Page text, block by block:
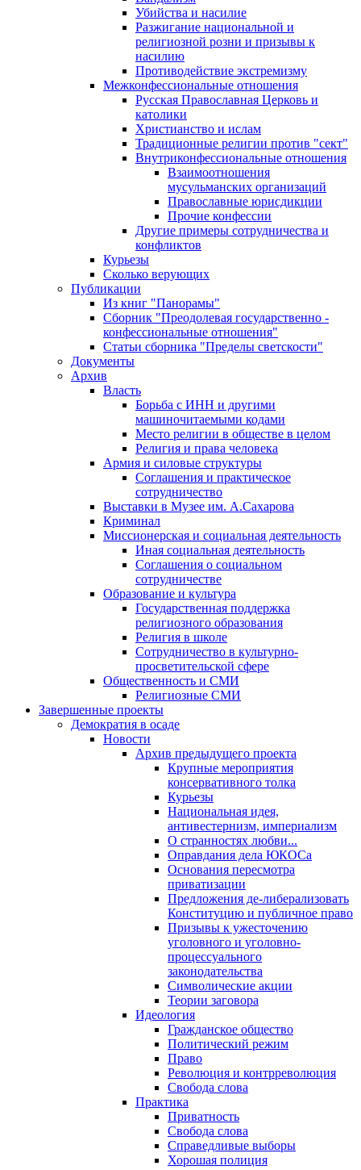
Убийства и насилие
Разжигание национальной и
религиозной розни и призывы к
насилию
Противодействие экстремизму
Межконфессиональные отношения
Русская Православная Церковь и
католики
Христианство и ислам
Традиционные религии против "сект"
Внутриконфессиональные отношения
Взаимоотношения
мусульманских организаций
Православные юрисдикции
Прочие конфессии
Другие примеры сотрудничества и
конфликтов
Курьезы
Сколько верующих
Публикации
Из книг "Панорамы"
Сборник "Преодолевая государственно -
конфессиональные отношения"
Статьи сборника "Пределы светскости"
Документы
Архив
Власть
Борьба с ИНН и другими
машиночитаемыми кодами
Место религии в обществе в целом
Религия и права человека
Армия и силовые структуры
Соглашения и практическое
сотрудничество
Выставки в Музее им. А.Сахарова
Криминал
Миссионерская и социальная деятельность
Иная социальная деятельность
Соглашения о социальном
сотрудничестве
Образование и культура
Государственная поддержка
религиозного образования
Религия в школе
Сотрудничество в культурно-
просветительской сфере
Общественность и СМИ
Религиозные СМИ
Завершенные проекты
Демократия в осаде
Новости
Архив предыдущего проекта
Крупные мероприятия
консервативного толка
Курьезы
Национальная идея,
антивестернизм, империализм
О странностях любви...
Оправдания дела ЮКОСа
Основания пересмотра
приватизации
Предложения де-либерализовать
Конституцию и публичное право
Призывы к ужесточению
уголовного и уголовно-
процессуального
законодательства
Символические акции
Теории заговора
Идеология
Гражданское общество
Политический режим
Право
Революция и контрреволюция
Свобода слова
Практика
Приватность
Свобода слова
Справедливые выборы
Хорошая полиция